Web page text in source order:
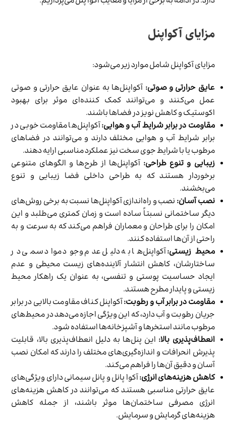
مزایای آکواپنل
مزایای آکواپنل شامل موارد زیر می‌شود:
عایق حرارتی و صوتی: آکواپنل‌ها به عنوان عایق حرارتی و صوتی
عمل می‌کنند و می‌توانند کمک کننده‌ای موثر برای بهبود
اکوستیک و کاهش نویز در فضاها باشند.
مقاومت در برابر شرایط آب و هوایی:آکواپنل‌ها مقاومت خوبی در
برابر شرایط آب و هوایی مختلف دارند و می‌توانند در فضاهای
مرطوب یا با شرایط جوی سخت نیز عملکرد مناسبی ارایه دهند.
زیبایی و تنوع طراحی: آکواپنل‌ها از طرح‌ها و الگوهای متنوعی
برخوردار هستند که به طراحی داخلی فضا زیبایی و تنوع
می‌بخشند.
نصب آسان: نصب و راه‌اندازی آکواپنل‌ها نسبت به برخی روش‌های
دیگر ساختمانی نسبتاً ساده است و زمان‌ کمتری می‌طلبد و این
امکان را برای طراحان و معماران فراهم می‌کند که به سرعت و به
راحتی از آن‌ها استفاده کنند.
محیط زیستی:آکواپنل‌ها به دلیل عدم وجود مواد سمی در
ساختارشان، کاهش انتشار آلاینده‌های زیست محیطی و عدم
ایجاد حساسیت پوستی و تنفسی، به عنوان یک راهکار محیط
زیستی و پایدار مطرح هستند.
مقاومت در برابر آب و رطوبت:آکواپنل‌ کناف مقاومت بالایی در برابر
جریان رطوبت و آب دارد، که این ویژگی اجازه می‌دهد در محیط‌های
مرطوب مانند استخرها و آشپزخانه‌ها استفاده شود.
انعطاف‌پذیری بالا: این پنل‌ها به دلیل انعطاف‌پذیری بالا، قابلیت
پذیرش انحرافات و اندازه‌گیری‌های مختلف را دارند که امکان نصب
آسان و دقیق آن‌ها را فراهم می‌کند.
کاهش هزینه‌های انرژی:آکوا پانل و پانل سیمانی دارای ویژگی‌های
عایق حرارتی مناسبی هستند که می‌توانند در کاهش هزینه‌های
انرژی مصرفی ساختمان‌ها موثر باشند، از جمله کاهش
هزینه‌های گرمایش و سرمایش.